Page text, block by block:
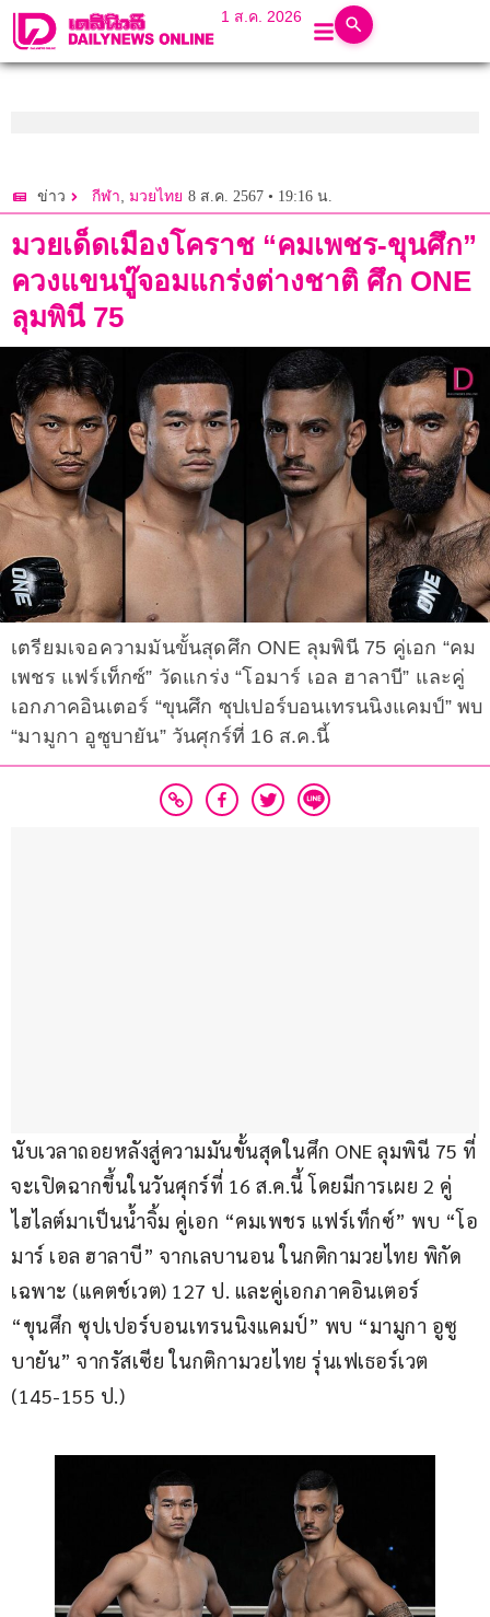
1 ส.ค. 2026
ข่าว กีฬา, มวยไทย 8 ส.ค. 2567 • 19:16 น.
มวยเด็ดเมืองโคราช “คมเพชร-ขุนศึก”
ควงแขนบู๊จอมแกร่งต่างชาติ ศึก ONE
ลุมพินี 75
เตรียมเจอความมันขั้นสุดศึก ONE ลุมพินี 75 คู่เอก “คม
เพชร แฟร์เท็กซ์” วัดแกร่ง “โอมาร์ เอล ฮาลาบี” และคู่
เอกภาคอินเตอร์ “ขุนศึก ซุปเปอร์บอนเทรนนิงแคมป์” พบ
“มามูกา อูซูบายัน” วันศุกร์ที่ 16 ส.ค.นี้
นับเวลาถอยหลังสู่ความมันขั้นสุดในศึก ONE ลุมพินี 75 ที่
จะเปิดฉากขึ้นในวันศุกร์ที่ 16 ส.ค.นี้ โดยมีการเผย 2 คู่
ไฮไลต์มาเป็นน้ำจิ้ม คู่เอก “คมเพชร แฟร์เท็กซ์” พบ “โอ
มาร์ เอล ฮาลาบี” จากเลบานอน ในกติกามวยไทย พิกัด
เฉพาะ (แคตช์เวต) 127 ป. และคู่เอกภาคอินเตอร์
“ขุนศึก ซุปเปอร์บอนเทรนนิงแคมป์” พบ “มามูกา อูซู
บายัน” จากรัสเซีย ในกติกามวยไทย รุ่นเฟเธอร์เวต
(145-155 ป.)